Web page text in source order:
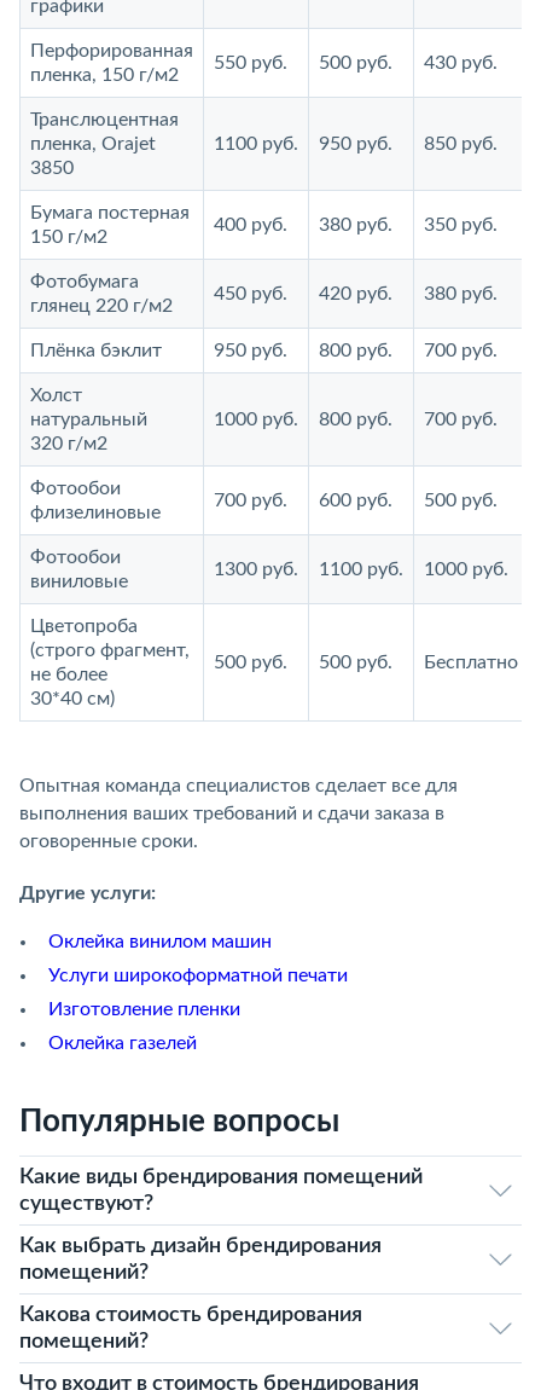
графики
Перфорированная
пленка, 150 г/м2
550 руб. 500 руб. 430 руб.
Транслюцентная
пленка, Orajet
3850
1100 руб. 950 руб. 850 руб.
Бумага постерная
150 г/м2
400 руб. 380 руб. 350 руб.
Фотобумага
глянец 220 г/м2
450 руб. 420 руб. 380 руб.
Плёнка бэклит 950 руб. 800 руб. 700 руб.
Холст
натуральный
320 г/м2
1000 руб. 800 руб. 700 руб.
Фотообои
флизелиновые
700 руб. 600 руб. 500 руб.
Фотообои
виниловые
1300 руб. 1100 руб. 1000 руб.
Цветопроба
(строго фрагмент,
не более
30*40 см)
500 руб. 500 руб. Бесплатно
Опытная команда специалистов сделает все для
выполнения ваших требований и сдачи заказа в
оговоренные сроки.
Другие услуги:
Оклейка винилом машин
Услуги широкоформатной печати
Изготовление пленки
Оклейка газелей
Популярные вопросы
Какие виды брендирования помещений
существуют?
Как выбрать дизайн брендирования
помещений?
Какова стоимость брендирования
помещений?
Что входит в стоимость брендирования